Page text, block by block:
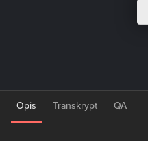
Opis Transkrypt QA